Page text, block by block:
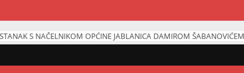
S NAČELNIKOM OPĆINE JABLANICA DAMIROM ŠABANOVIĆEM